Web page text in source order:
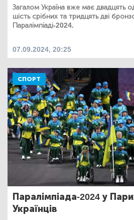
Загалом Україна вже має двадцять
шість срібних та тридцять дві
Паралімпіаді-2024.
07.09.2024, 20:25
СПОРТ
Паралімпіада-2024 у
Українців